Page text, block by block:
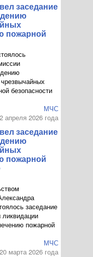
заседание
пожарной
безопасности
МЧС
апреля 2026 года
заседание
пожарной
заседание
пожарной
МЧС
20 марта 2026 года